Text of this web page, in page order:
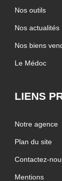
Nos outils
Nos actualités
Nos biens
Le Médoc
LIENS
Notre agence
Plan du site
Contactez-
Mentions